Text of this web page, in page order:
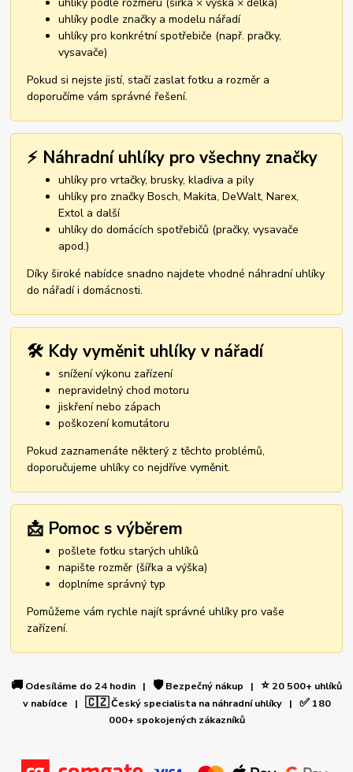
uhlíky podle značky a modelu nářadí
uhlíky pro konkrétní spotřebiče (např. pračky,
vysavače)
Pokud si nejste jistí, stačí zaslat fotku a rozměr a
doporučíme vám správné řešení.
⚡ Náhradní uhlíky pro všechny značky
uhlíky pro vrtačky, brusky, kladiva a pily
uhlíky pro značky Bosch, Makita, DeWalt, Narex,
Extol a další
uhlíky do domácích spotřebičů (pračky, vysavače
apod.)
Díky široké nabídce snadno najdete vhodné náhradní uhlíky
do nářadí i domácnosti.
🛠️ Kdy vyměnit uhlíky v nářadí
snížení výkonu zařízení
nepravidelný chod motoru
jiskření nebo zápach
poškození komutátoru
Pokud zaznamenáte některý z těchto problémů,
doporučujeme uhlíky co nejdříve vyměnit.
📩 Pomoc s výběrem
pošlete fotku starých uhlíků
napište rozměr (šířka a výška)
doplníme správný typ
Pomůžeme vám rychle najít správné uhlíky pro vaše
zařízení.
🚚 Odesíláme do 24 hodin | 🛡️Bezpečný nákup | ⭐20 500+ uhlíků
v nabídce | 🇨🇿Český specialista na náhradní uhlíky | ✅180
000+ spokojených zákazníků